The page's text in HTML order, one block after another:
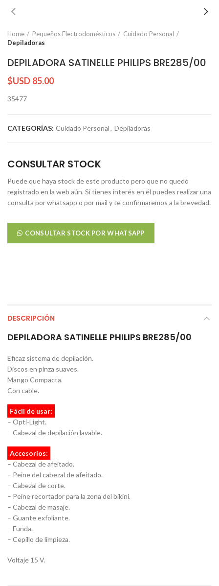
Home Pequeños Electrodomésticos
Cuidado Personal
Depiladoras
DEPILADORA SATINELLE PHILIPS BRE285/00
$USD 85.00
35477
CATEGORÍAS: Cuidado Personal, Depiladoras
CONSULTAR STOCK
Puede que haya stock de este producto pero que no quedó
registrado en la web aún. Si tienes interés en él puedes realizar una
consulta por whatsapp o por mail y te confirmaremos a la brevedad.
CONSULTAR STOCK POR WHATSAPP
DESCRIPCIÓN
DEPILADORA SATINELLE PHILIPS BRE285/00
Eficaz sistema de depilación.
Discos en pinza suaves.
Mango Compacta.
Con cable.
Fácil de usar:
– Opti-Light.
– Cabezal de depilación lavable.
Accesorios:
– Cabezal de afeitado.
– Peine del cabezal de afeitado.
– Cabezal de corte.
– Peine recortador para la zona del bikini.
– Cabezal de masaje.
– Guante exfoliante.
– Funda.
– Cepillo de limpieza.
Voltaje 15 V.